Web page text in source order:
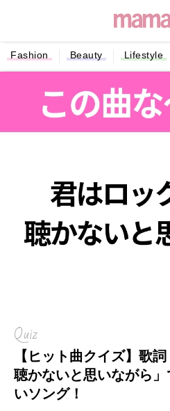
Fashion Beauty Lifestyle
Quiz
【ヒット曲クイズ】歌
聴かないと思いながら
いソング！